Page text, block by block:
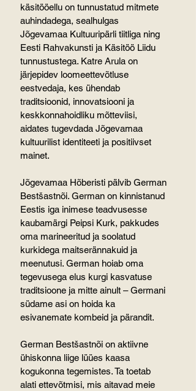
käsitööellu on tunnustatud mitmete
auhindadega, sealhulgas
Jõgevamaa Kultuuripärli tiitliga ning
Eesti Rahvakunsti ja Käsitöö Liidu
tunnustustega. Katre Arula on
järjepidev loomeettevõtluse
eestvedaja, kes ühendab
traditsioonid, innovatsiooni ja
keskkonnahoidliku mõtteviisi,
aidates tugevdada Jõgevamaa
kultuurilist identiteeti ja positiivset
mainet.
Jõgevamaa Hõberisti pälvib German
Bestšastnõi. German on kinnistanud
Eestis iga inimese teadvusesse
kaubamärgi Peipsi Kurk, pakkudes
oma marineeritud ja soolatud
kurkidega maitserännakuid ja
meenutusi. German hoiab oma
tegevusega elus kurgi kasvatuse
traditsioone ja mitte ainult – Germani
südame asi on hoida ka
esivanemate kombeid ja pärandit.
German Bestšastnõi on aktiivne
ühiskonna liige lüües kaasa
kogukonna tegemistes. Ta toetab
alati ettevõtmisi, mis aitavad meie